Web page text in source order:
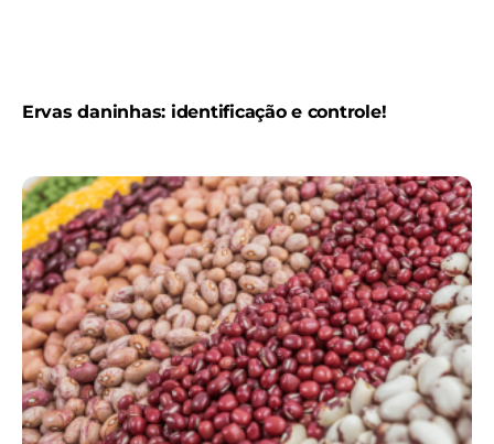
Ervas daninhas: identificação e controle!